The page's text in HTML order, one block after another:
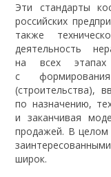
Эти стандарты
российских
также
деятельность
на всех
с
(строительства),
по назначению,
и заканчивая
продажей. В целом
широк.